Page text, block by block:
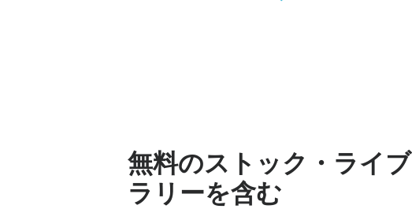
無料のストック・ライブ
ラリーを含む